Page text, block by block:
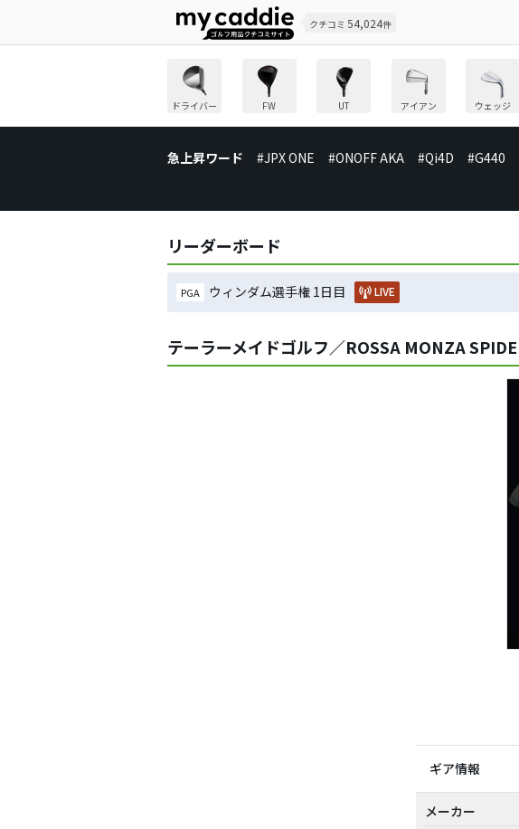
クチコミ 54,024件
ドライバー FW UT アイアン ウェッジ
急上昇ワード #JPX ONE #ONOFF AKA #Qi4D #G440
リーダーボード
PGA ウィンダム選手権 1日目 LIVE
テーラーメイドゴルフ／ROSSA MONZA
ギア情報
メーカー